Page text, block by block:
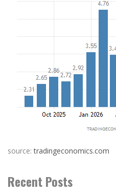
source:tradingeconomics.com
Recent Posts